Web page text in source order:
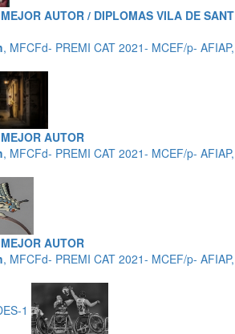
AUTOR / DIPLOMAS VILA DE SANT
, MFCFd- PREMI CAT 2021- MCEF/p- AFIAP,
AUTOR
, MFCFd- PREMI CAT 2021- MCEF/p- AFIAP,
AUTOR
, MFCFd- PREMI CAT 2021- MCEF/p- AFIAP,
1